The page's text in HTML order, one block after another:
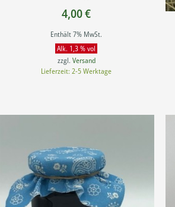
4,00€
Enthält 7% MwSt.
Alk. 1,3 % vol
zzgl. Versand
Lieferzeit: 2-5 Werktage